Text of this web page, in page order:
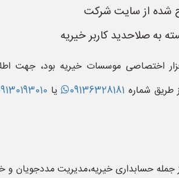
شده از سایت شرکت
به صلاحدید کاربر خیریه
اختصاصی موسسات خیریه بود، جهت
طریق شماره 09136328181 یا
از جمله حسابداری خیریه،مدیریت